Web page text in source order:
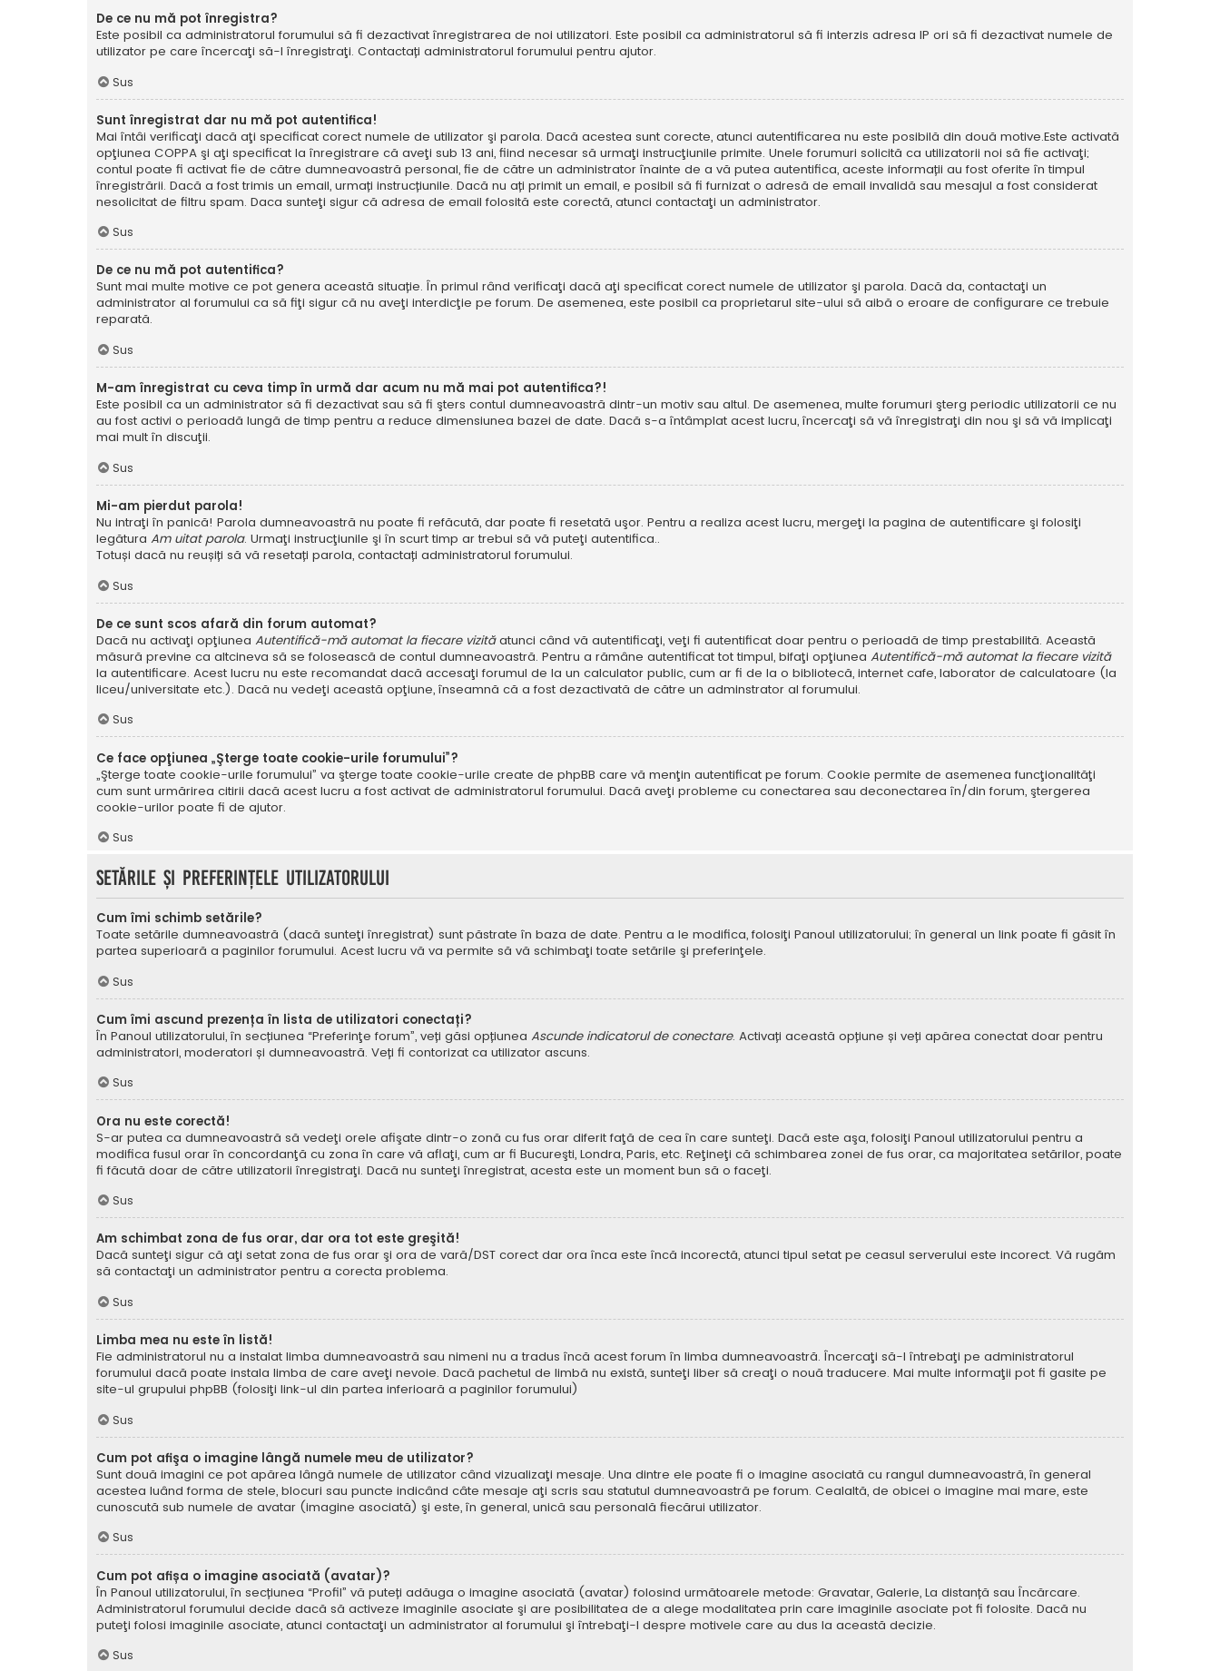
De ce nu mă pot înregistra?
Este posibil ca administratorul forumului să fi dezactivat înregistrarea de noi utilizatori. Este posibil ca administratorul să fi interzis adresa IP ori să fi dezactivat numele de
utilizator pe care încercaţi să-l înregistraţi. Contactați administratorul forumului pentru ajutor.
Sus
Sunt înregistrat dar nu mă pot autentifica!
Mai întâi verificaţi dacă aţi specificat corect numele de utilizator şi parola. Dacă acestea sunt corecte, atunci autentificarea nu este posibilă din două motive.Este activată
opţiunea COPPA şi aţi specificat la înregistrare că aveţi sub 13 ani, fiind necesar să urmaţi instrucţiunile primite. Unele forumuri solicită ca utilizatorii noi să fie activaţi;
contul poate fi activat fie de către dumneavoastră personal, fie de către un administrator înainte de a vă putea autentifica, aceste informații au fost oferite în timpul
înregistrării. Dacă a fost trimis un email, urmați instrucțiunile. Dacă nu ați primit un email, e posibil să fi furnizat o adresă de email invalidă sau mesajul a fost considerat
nesolicitat de filtru spam. Daca sunteţi sigur că adresa de email folosită este corectă, atunci contactaţi un administrator.
Sus
De ce nu mă pot autentifica?
Sunt mai multe motive ce pot genera această situație. În primul rând verificaţi dacă aţi specificat corect numele de utilizator şi parola. Dacă da, contactaţi un
administrator al forumului ca să fiţi sigur că nu aveţi interdicţie pe forum. De asemenea, este posibil ca proprietarul site-ului să aibă o eroare de configurare ce trebuie
reparată.
Sus
M-am înregistrat cu ceva timp în urmă dar acum nu mă mai pot autentifica?!
Este posibil ca un administrator să fi dezactivat sau să fi şters contul dumneavoastră dintr-un motiv sau altul. De asemenea, multe forumuri şterg periodic utilizatorii ce nu
au fost activi o perioadă lungă de timp pentru a reduce dimensiunea bazei de date. Dacă s-a întâmplat acest lucru, încercaţi să vă înregistraţi din nou şi să vă implicaţi
mai mult în discuţii.
Sus
Mi-am pierdut parola!
Nu intraţi în panică! Parola dumneavoastră nu poate fi refăcută, dar poate fi resetată uşor. Pentru a realiza acest lucru, mergeţi la pagina de autentificare şi folosiţi
legătura Am uitat parola. Urmaţi instrucţiunile şi în scurt timp ar trebui să vă puteţi autentifica..
Totuși dacă nu reușiți să vă resetați parola, contactați administratorul forumului.
Sus
De ce sunt scos afară din forum automat?
Dacă nu activaţi opţiunea Autentifică-mă automat la fiecare vizităatunci când vă autentificaţi, veţi fi autentificat doar pentru o perioadă de timp prestabilită. Această
măsură previne ca altcineva să se folosească de contul dumneavoastră. Pentru a rămâne autentificat tot timpul, bifaţi opţiunea Autentifică-mă automat la fiecare vizită
la autentificare. Acest lucru nu este recomandat dacă accesaţi forumul de la un calculator public, cum ar fi de la o bibliotecă, internet cafe, laborator de calculatoare (la
liceu/universitate etc.). Dacă nu vedeţi această opţiune, înseamnă că a fost dezactivată de către un adminstrator al forumului.
Sus
Ce face opţiunea „Şterge toate cookie-urile forumului”?
„Şterge toate cookie-urile forumului” va şterge toate cookie-urile create de phpBB care vă menţin autentificat pe forum. Cookie permite de asemenea funcţionalităţi
cum sunt urmărirea citirii dacă acest lucru a fost activat de administratorul forumului. Dacă aveţi probleme cu conectarea sau deconectarea în/din forum, ştergerea
cookie-urilor poate fi de ajutor.
Sus
Setările şi preferinţele utilizatorului
Cum îmi schimb setările?
Toate setările dumneavoastră (dacă sunteţi înregistrat) sunt păstrate în baza de date. Pentru a le modifica, folosiţi Panoul utilizatorului; în general un link poate fi găsit în
partea superioară a paginilor forumului. Acest lucru vă va permite să vă schimbaţi toate setările şi preferinţele.
Sus
Cum îmi ascund prezența în lista de utilizatori conectați?
În Panoul utilizatorului, în secțiunea “Preferinţe forum”, veți găsi opțiunea Ascunde indicatorul de conectare. Activați această opțiune și veți apărea conectat doar pentru
administratori, moderatori și dumneavoastră. Veți fi contorizat ca utilizator ascuns.
Sus
Ora nu este corectă!
S-ar putea ca dumneavoastră să vedeţi orele afişate dintr-o zonă cu fus orar diferit faţă de cea în care sunteţi. Dacă este aşa, folosiţi Panoul utilizatorului pentru a
modifica fusul orar în concordanţă cu zona în care vă aflaţi, cum ar fi Bucureşti, Londra, Paris, etc. Reţineţi că schimbarea zonei de fus orar, ca majoritatea setărilor, poate
fi făcută doar de către utilizatorii înregistraţi. Dacă nu sunteţi înregistrat, acesta este un moment bun să o faceţi.
Sus
Am schimbat zona de fus orar, dar ora tot este greşită!
Dacă sunteţi sigur că aţi setat zona de fus orar şi ora de vară/DST corect dar ora înca este încă incorectă, atunci tipul setat pe ceasul serverului este incorect. Vă rugăm
să contactaţi un administrator pentru a corecta problema.
Sus
Limba mea nu este în listă!
Fie administratorul nu a instalat limba dumneavoastră sau nimeni nu a tradus încă acest forum în limba dumneavoastră. Încercaţi să-l întrebaţi pe administratorul
forumului dacă poate instala limba de care aveţi nevoie. Dacă pachetul de limbă nu există, sunteţi liber să creaţi o nouă traducere. Mai multe informaţii pot fi gasite pe
site-ul grupului phpBB (folosiţi link-ul din partea inferioară a paginilor forumului)
Sus
Cum pot afişa o imagine lângă numele meu de utilizator?
Sunt două imagini ce pot apărea lângă numele de utilizator când vizualizaţi mesaje. Una dintre ele poate fi o imagine asociată cu rangul dumneavoastră, în general
acestea luând forma de stele, blocuri sau puncte indicând câte mesaje aţi scris sau statutul dumneavoastră pe forum. Cealaltă, de obicei o imagine mai mare, este
cunoscută sub numele de avatar (imagine asociată) şi este, în general, unică sau personală fiecărui utilizator.
Sus
Cum pot afișa o imagine asociată (avatar)?
În Panoul utilizatorului, în secțiunea “Profil” vă puteți adăuga o imagine asociată (avatar) folosind următoarele metode: Gravatar, Galerie, La distanță sau Încărcare.
Administratorul forumului decide dacă să activeze imaginile asociate şi are posibilitatea de a alege modalitatea prin care imaginile asociate pot fi folosite. Dacă nu
puteţi folosi imaginile asociate, atunci contactaţi un administrator al forumului şi întrebaţi-l despre motivele care au dus la această decizie.
Sus